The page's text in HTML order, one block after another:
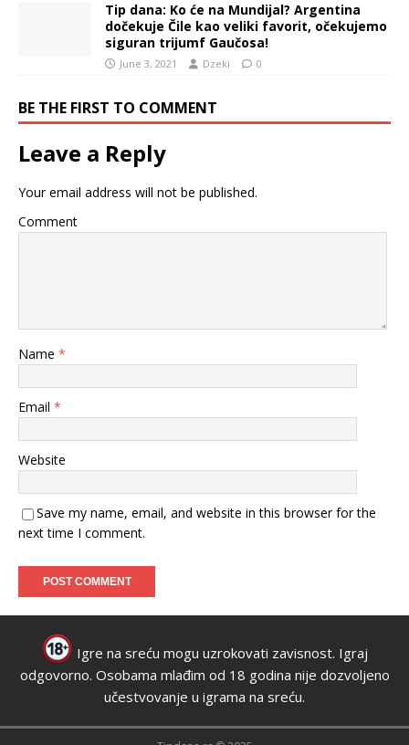
Tip dana: Ko će na Mundijal? Argentina
dočekuje Čile kao veliki favorit, očekujemo
siguran trijumf Gaučosa!
June 3, 2021 Dzeki 0
BE THE FIRST TO COMMENT
Leave a Reply
Your email address will not be published.
Comment
Name *
Email *
Website
Save my name, email, and website in this browser for the
next time I comment.
Igre na sreću mogu uzrokovati zavisnost. Igraj
odgovorno. Osobama mlađim od 18 godina nije dozvoljeno
učestvovanje u igrama na sreću.